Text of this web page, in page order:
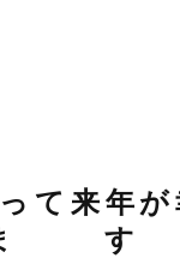
て来年